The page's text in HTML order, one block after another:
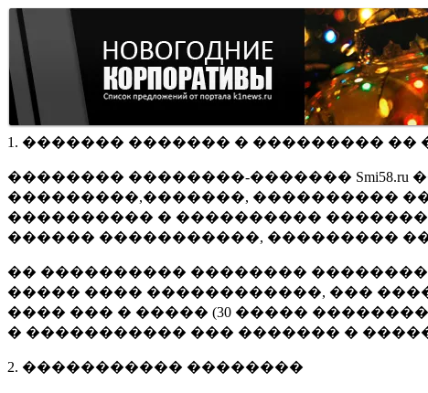
1. ������� ������� � ��������� ��
�������� ��������-�������
���������,�������, ����������
���������� � ����������
������ �����������, ���������
�� ���������� ��������
����� ���� ������������, ���
���� ��� � ����� (30 �����
� ����������� ��� ������� �
2. ����������� ��������